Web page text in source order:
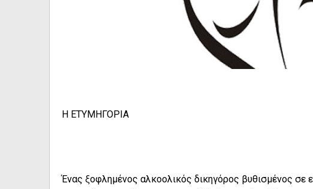
Η ΕΤΥΜΗΓΟΡΙΑ
Ένας ξοφλημένος αλκοολικός δικηγόρος βυθισμένος σε